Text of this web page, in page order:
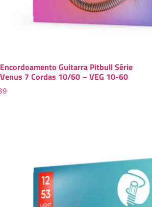
Encordoamento Guitarra Pitbull Série
Venus 7 Cordas 10/60 – VEG 10-60